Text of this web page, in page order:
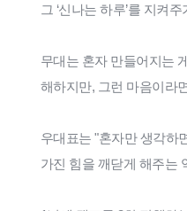
그 ‘신나는 하루’를 지켜
무대는 혼자 만들어지는
해하지만, 그런 마음이라
우대표는 "혼자만 생각하
가진 힘을 깨닫게 해주는